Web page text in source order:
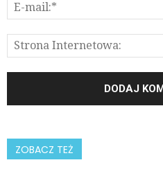
ZOBACZ TEŻ